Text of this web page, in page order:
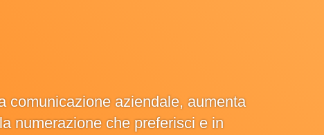
comunicazione aziendale, aumenta
numerazione che preferisci e in